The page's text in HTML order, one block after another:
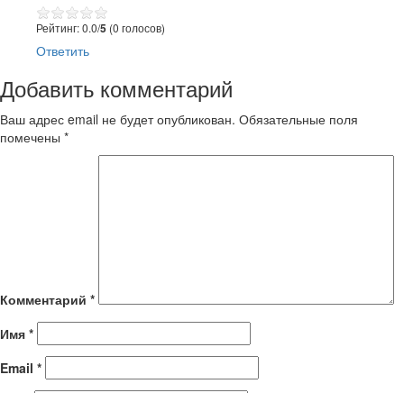
Рейтинг: 0.0/5 (0 голосов)
Ответить
Добавить комментарий
Ваш адрес email не будет опубликован. Обязательные поля
помечены *
Комментарий *
Имя *
Email *